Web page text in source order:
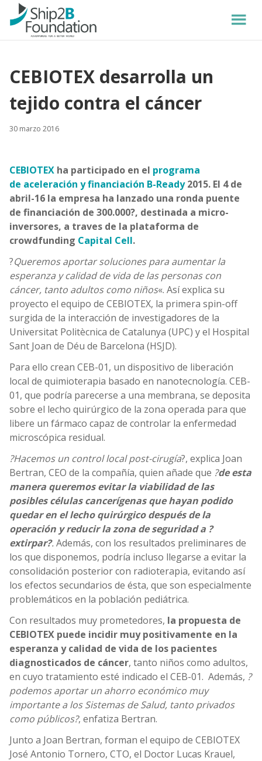
CEBIOTEX desarrolla un
tejido contra el cáncer
30 marzo 2016
CEBIOTEX ha participado en el programa
de aceleración y financiación B-Ready2015. El 4 de
abril-16 la empresa ha lanzado una ronda puente
de financiación de 300.000?, destinada a micro-
inversores, a traves de la plataforma de
crowdfunding Capital Cell.
?Queremos aportar soluciones para aumentar la
esperanza y calidad de vida de las personas con
cáncer, tanto adultos como niños«. Así explica su
proyecto el equipo de CEBIOTEX, la primera spin-off
surgida de la interacción de investigadores de la
Universitat Politècnica de Catalunya (UPC) y el Hospital
Sant Joan de Déu de Barcelona (HSJD).
Para ello crean CEB-01, un dispositivo de liberación
local de quimioterapia basado en nanotecnología. CEB-
01, que podría parecerse a una membrana, se deposita
sobre el lecho quirúrgico de la zona operada para que
libere un fármaco capaz de controlar la enfermedad
microscópica residual.
?Hacemos un control local post-cirugía?, explica Joan
Bertran, CEO de la compañía, quien añade que ?de esta
manera queremos evitar la viabilidad de las
posibles células cancerígenas que hayan podido
quedar en el lecho quirúrgico después de la
operación y reducir la zona de seguridad a ?
extirpar?. Además, con los resultados preliminares de
los que disponemos, podría incluso llegarse a evitar la
consolidación posterior con radioterapia, evitando así
los efectos secundarios de ésta, que son especialmente
problemáticos en la población pediátrica.
Con resultados muy prometedores, la propuesta de
CEBIOTEX puede incidir muy positivamente en la
esperanza y calidad de vida de los pacientes
diagnosticados de cáncer, tanto niños como adultos,
en cuyo tratamiento esté indicado el CEB-01. Además, ?
podemos aportar un ahorro económico muy
importante a los Sistemas de Salud, tanto privados
como públicos?, enfatiza Bertran.
Junto a Joan Bertran, forman el equipo de CEBIOTEX
José Antonio Tornero, CTO, el Doctor Lucas Krauel,